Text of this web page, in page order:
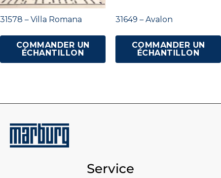
31578 – Villa Romana
COMMANDER UN
ÉCHANTILLON
31649 – Avalon
COMMANDER UN
ÉCHANTILLON
Service